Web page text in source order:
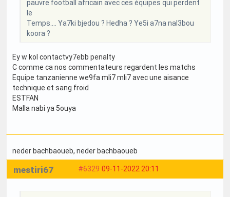
pauvre football africain avec ces équipes qui perdent
le
Temps…. Ya7ki bjedou ? Hedha ? Ye5i a7na nal3bou
koora ?
Ey w kol contactvy7ebb penalty
C comme ca nos commentateurs regardent les matchs
Equipe tanzanienne we9fa mli7 mli7 avec une aisance
technique et sang froid
ESTFAN
Malla nabi ya 5ouya
neder bachbaoueb, neder bachbaoueb
#6329 09-11-2022 20:11
mestiri67